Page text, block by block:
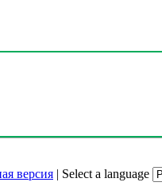
версия | Select a language